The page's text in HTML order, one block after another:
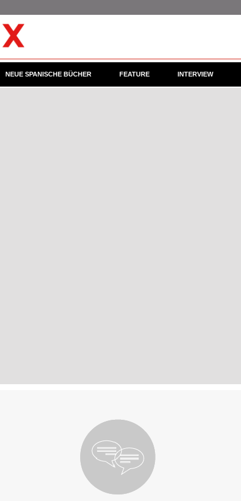
NEUE SPANISCHE BÜCHER FEATURE INTERVIEW